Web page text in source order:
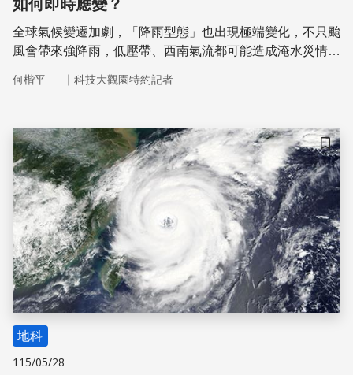
如何即時應變？
全球氣候變遷加劇，「降雨型態」也出現極端變化，不只颱
風會帶來強降雨，低壓帶、西南氣流都可能造成淹水災情。
在8月2日臺南永康清晨時雨量103.5毫米突破歷史紀錄，高
家災害防救科技中心統計，這場豪雨累積雨量，直逼 2009
年的莫拉克颱風。
何楷平 ｜ 科技大觀園特約記者
儲存
地科
115/05/28